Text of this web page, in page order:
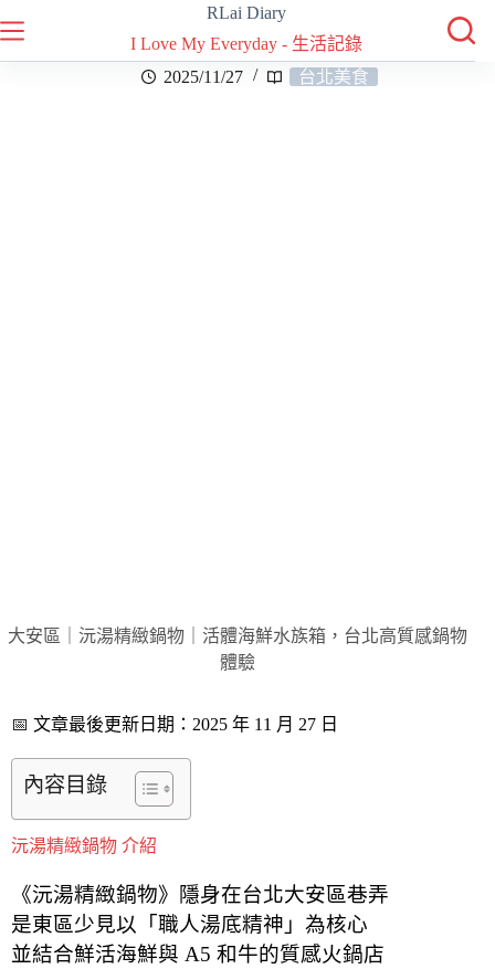
RLai Diary
I Love My Everyday - 生活記錄
2025/11/27
台北美食
大安區｜沅湯精緻鍋物｜活體海鮮水族箱，台北高質感鍋物
體驗
📅 文章最後更新日期：2025 年 11 月 27 日
內容目錄
沅湯精緻鍋物 介紹
《沅湯精緻鍋物》隱身在台北大安區巷弄
是東區少見以「職人湯底精神」為核心
並結合鮮活海鮮與 A5 和牛的質感火鍋店